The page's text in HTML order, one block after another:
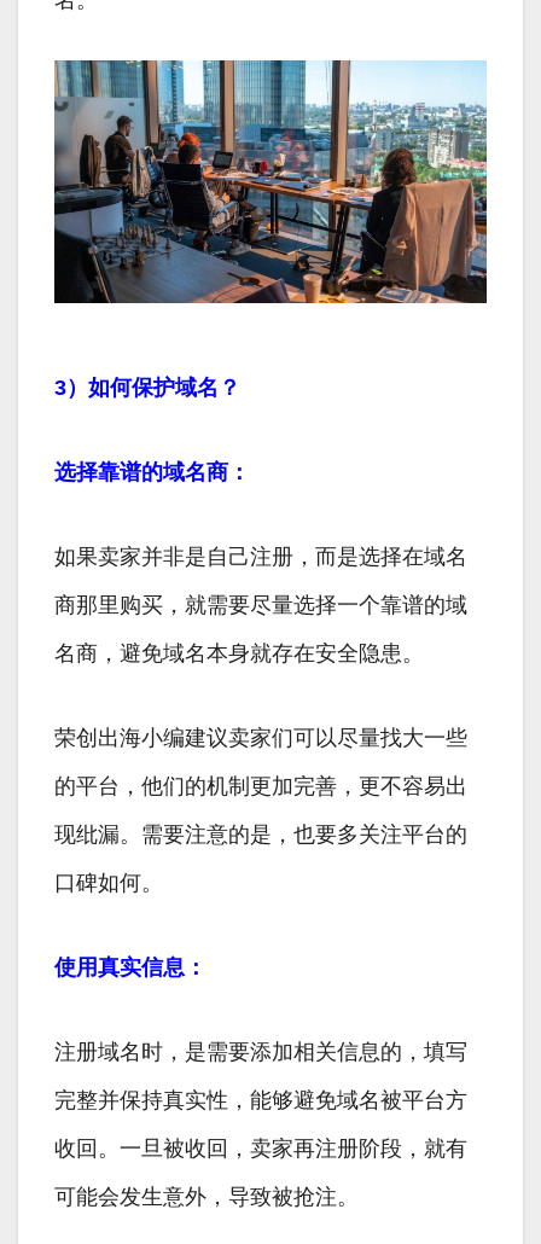
3）如何保护域名？
选择靠谱的域名商：
如果卖家并非是自己注册，而是选择在域名
商那里购买，就需要尽量选择一个靠谱的域
名商，避免域名本身就存在安全隐患。
荣创出海小编建议卖家们可以尽量找大一些
的平台，他们的机制更加完善，更不容易出
现纰漏。需要注意的是，也要多关注平台的
口碑如何。
使用真实信息：
注册域名时，是需要添加相关信息的，填写
完整并保持真实性，能够避免域名被平台方
收回。一旦被收回，卖家再注册阶段，就有
可能会发生意外，导致被抢注。